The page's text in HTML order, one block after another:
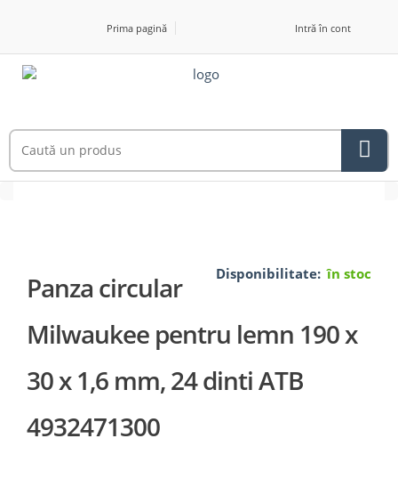
Prima pagină Intră în cont
Disponibilitate: în stoc
Panza circular
Milwaukee pentru lemn 190 x
30 x 1,6 mm, 24 dinti ATB
4932471300